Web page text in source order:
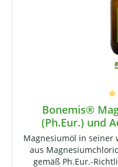
Durchschnittliche
Bonemis®
(Ph.Eur.) und
Magnesiumöl in seiner
aus
gemäß Ph.Eur.-